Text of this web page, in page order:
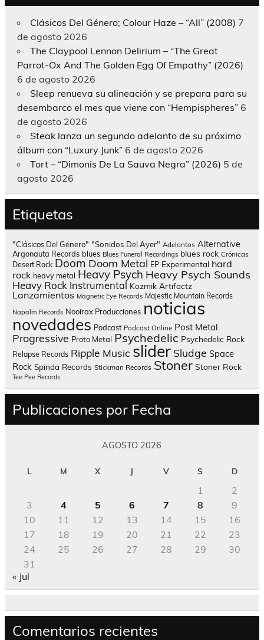
Clásicos Del Género; Colour Haze – “All” (2008) 7
de agosto 2026
The Claypool Lennon Delirium – “The Great
Parrot-Ox And The Golden Egg Of Empathy” (2026)
6 de agosto 2026
Sleep renueva su alineación y se prepara para su
desembarco el mes que viene con “Hempispheres” 6
de agosto 2026
Steak lanza un segundo adelanto de su próximo
álbum con “Luxury Junk” 6 de agosto 2026
Tort – “Dimonis De La Sauva Negra” (2026) 5 de
agosto 2026
Etiquetas
"Clásicos Del Género" "Sonidos Del Ayer" Adelantos Alternative
Argonauta Records blues Blues Funeral Recordings blues rock Crónicas
Desert Rock Doom Doom Metal EP Experimental hard
rock heavy metal Heavy Psych Heavy Psych Sounds
Heavy Rock Instrumental Kozmik Artifactz
Lanzamientos Magnetic Eye Records Majestic Mountain Records
Napalm Records Nooirax Producciones noticias
novedades Podcast Podcast Online Post Metal
Progressive Proto Metal Psychedelic Psychedelic Rock
Relapse Records Ripple Music slider Sludge Space
Rock Spinda Records Stickman Records Stoner Stoner Rock
Tee Pee Records
Publicaciones por Fecha
AGOSTO 2026
L M X J V S D
1
2
3
4 5 6 7 8
9
10
11 12 13 14 15
16
17
18 19 20 21 22
23
24
25 26 27 28 29
30
31
« Jul
Comentarios recientes